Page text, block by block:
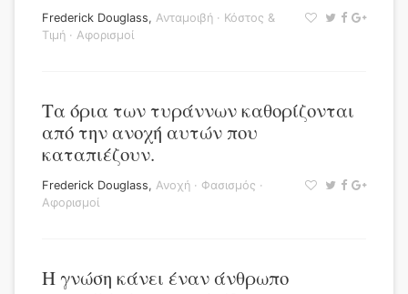
Frederick Douglass, Ανταμοιβή · Κόστος &
Τιμή · Αφορισμοί
Τα όρια των τυράννων καθορίζονται
από την ανοχή αυτών που
καταπιέζουν.
Frederick Douglass, Ανοχή · Φασισμός ·
Αφορισμοί
Η γνώση κάνει έναν άνθρωπο